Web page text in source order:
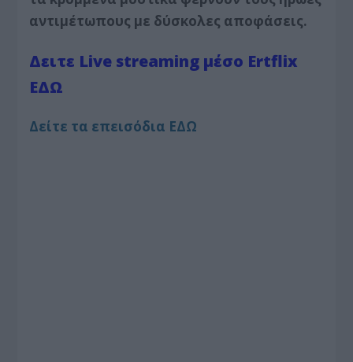
αντιμέτωπους με δύσκολες αποφάσεις.
Δειτε Live streaming μέσο Ertflix
ΕΔΩ
Δείτε τα επεισόδια ΕΔΩ